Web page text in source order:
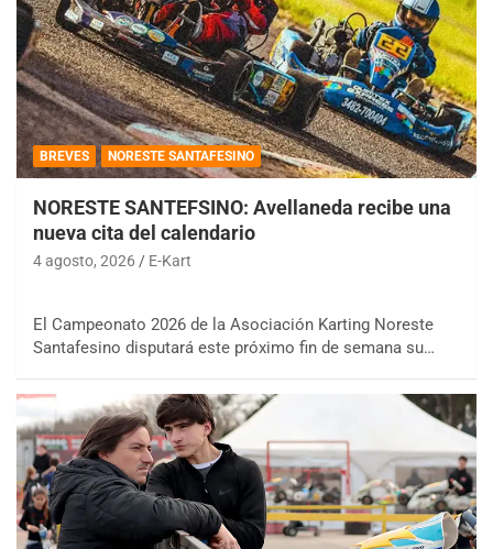
BREVES NORESTE SANTAFESINO
NORESTE SANTEFSINO: Avellaneda recibe una
nueva cita del calendario
4 agosto, 2026 E-Kart
El Campeonato 2026 de la Asociación Karting Noreste
Santafesino disputará este próximo fin de semana su…